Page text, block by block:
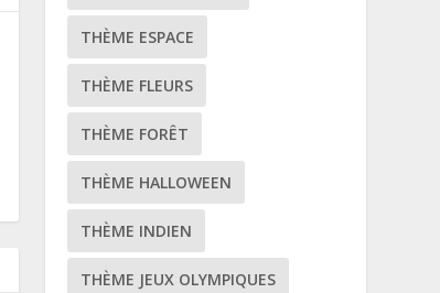
THÈME ESPACE
THÈME FLEURS
THÈME FORÊT
THÈME HALLOWEEN
THÈME INDIEN
THÈME JEUX OLYMPIQUES